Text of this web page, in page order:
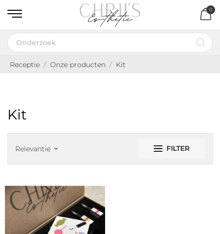
0
Receptie Onze producten Kit
Kit
Relevantie keyboard_arrow_down FILTER